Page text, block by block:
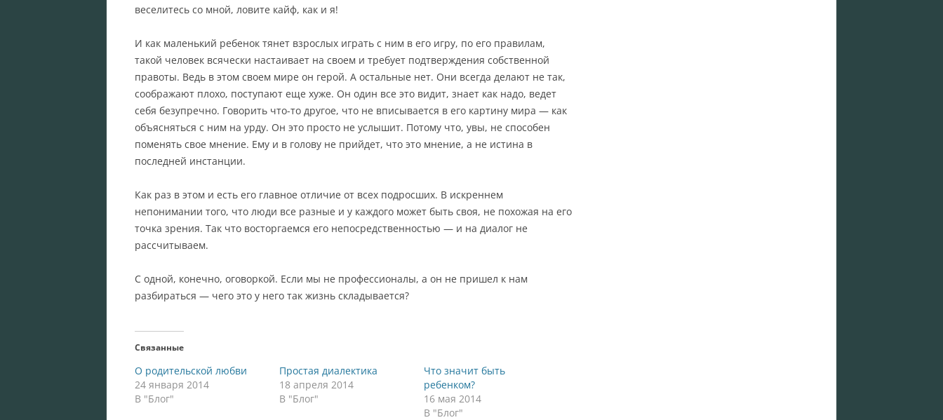
веселитесь со мной, ловите кайф, как и я!
И как маленький ребенок тянет взрослых играть с ним в его игру, по его правилам,
такой человек всячески настаивает на своем и требует подтверждения собственной
правоты. Ведь в этом своем мире он герой. А остальные нет. Они всегда делают не так,
соображают плохо, поступают еще хуже. Он один все это видит, знает как надо, ведет
себя безупречно. Говорить что-то другое, что не вписывается в его картину мира — как
объясняться с ним на урду. Он это просто не услышит. Потому что, увы, не способен
поменять свое мнение. Ему и в голову не прийдет, что это мнение, а не истина в
последней инстанции.
Как раз в этом и есть его главное отличие от всех подросших. В искреннем
непонимании того, что люди все разные и у каждого может быть своя, не похожая на его
точка зрения. Так что восторгаемся его непосредственностью — и на диалог не
рассчитываем.
С одной, конечно, оговоркой. Если мы не профессионалы, а он не пришел к нам
разбираться — чего это у него так жизнь складывается?
Связанные
О родительской любви
24 января 2014
В "Блог"
Простая диалектика
18 апреля 2014
В "Блог"
Что значит быть
ребенком?
16 мая 2014
В "Блог"